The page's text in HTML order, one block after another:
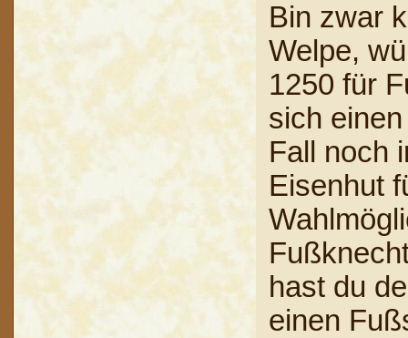
Bin zwar
Welpe,
1250 für
sich
Fall noch
Eisenhut
hast du
einen